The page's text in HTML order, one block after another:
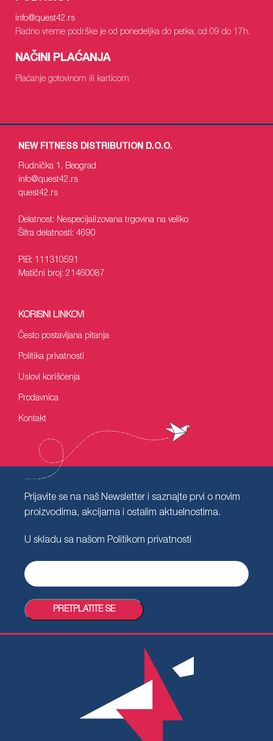
info@quest42.rs
Radno vreme podrške je od ponedeljka do petka, od 09 do 17h.
NAČINI PLAĆANJA
Plaćanje gotovinom ili karticom
NEW FITNESS DISTRIBUTION D.O.O.
Rudnička 1, Beograd
info@quest42.rs
quest42 .rs
Delatnost: Nespecijalizovana trgovina na veliko
Šifra delatnosti: 4690
PIB: 111310591
Matični broj: 21460087
KORISNI LINKOVI
Često postavljana pitanja
Politika privatnosti
Uslovi korišćenja
Prodavnica
Kontakt
Prijavite se na naš Newsletter i saznajte prvi o novim
proizvodima, akcijama i ostalim aktuelnostima.
U skladu sa našom Politikom privatnosti